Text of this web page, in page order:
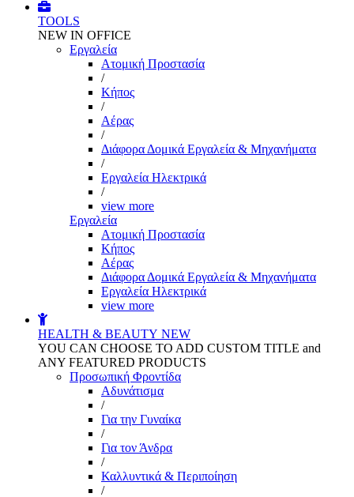
TOOLS
NEW IN OFFICE
Εργαλεία
Aτομική Προστασία
/
Kήπος
/
Αέρας
/
Διάφορα Δομικά Εργαλεία & Μηχανήματα
/
Εργαλεία Ηλεκτρικά
/
view more
Εργαλεία
Aτομική Προστασία
Kήπος
Αέρας
Διάφορα Δομικά Εργαλεία & Μηχανήματα
Εργαλεία Ηλεκτρικά
view more
HEALTH & BEAUTY NEW
YOU CAN CHOOSE TO ADD CUSTOM TITLE and
ANY FEATURED PRODUCTS
Προσωπική Φροντίδα
Αδυνάτισμα
/
Για την Γυναίκα
/
Για τον Άνδρα
/
Καλλυντικά & Περιποίηση
/